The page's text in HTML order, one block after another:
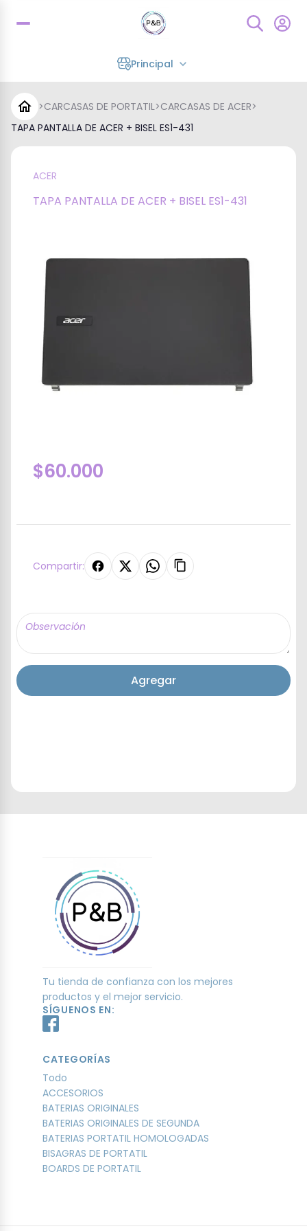
Principal
>CARCASAS DE PORTATIL>CARCASAS DE ACER>
TAPA PANTALLA DE ACER + BISEL ES1-431
ACER
TAPA PANTALLA DE ACER + BISEL ES1-431
$60.000
Compartir:
Agregar
Tu tienda de confianza con los mejores
productos y el mejor servicio.
SÍGUENOS EN:
CATEGORÍAS
Todo
ACCESORIOS
BATERIAS ORIGINALES
BATERIAS ORIGINALES DE SEGUNDA
BATERIAS PORTATIL HOMOLOGADAS
BISAGRAS DE PORTATIL
BOARDS DE PORTATIL